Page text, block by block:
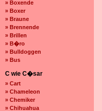
» Boxende
» Boxer
» Braune
» Brennende
» Brillen
» B�ro
» Bulldoggen
» Bus
C wie C�sar
» Cart
» Chameleon
» Chemiker
» Chihuahua